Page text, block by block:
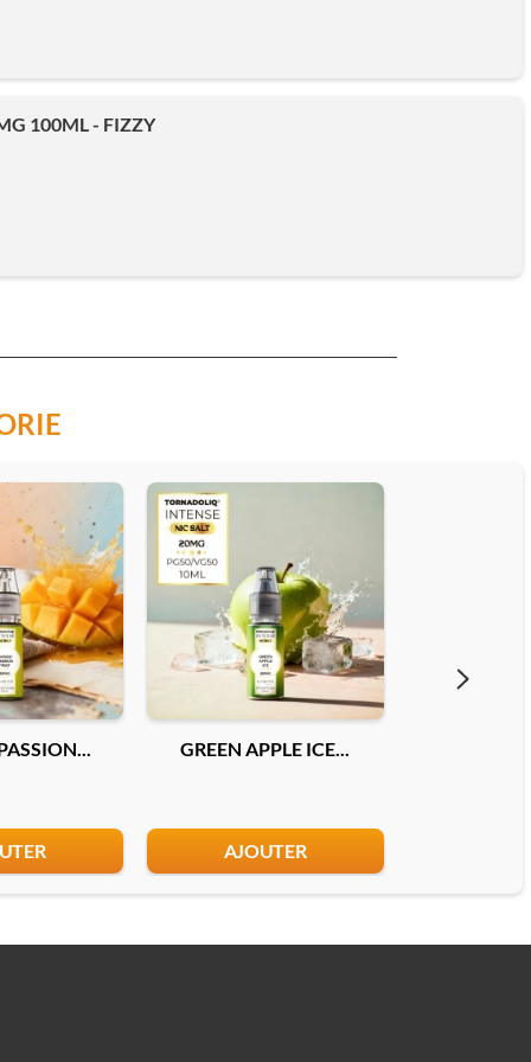
100ML - FIZZY
GREEN APPLE ICE...
AJOUTER